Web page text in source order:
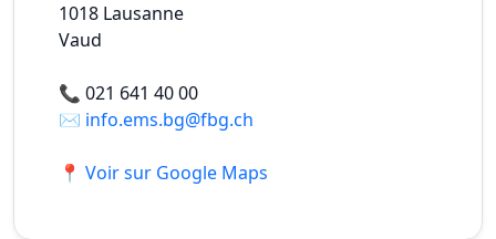
1018 Lausanne
Vaud
📞 021 641 40 00
✉️ info.ems.bg@fbg.ch
📍 Voir sur Google Maps